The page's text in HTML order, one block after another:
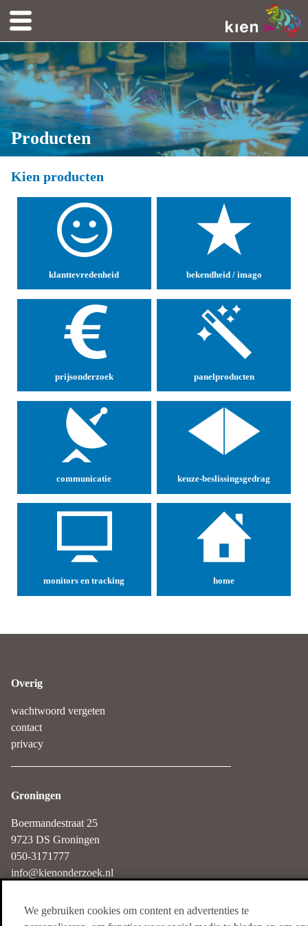
We gebruiken cookies om content en advertenties te
Producten
Kien producten
klanttevredenheid bekendheid / imago
prijsonderzoek panelproducten
communicatie keuze-beslissingsgedrag
monitors en tracking home
Overig
wachtwoord vergeten
contact
privacy
Groningen
Boermandestraat 25
9723 DS Groningen
050-3171777
info@kienonderzoek.nl